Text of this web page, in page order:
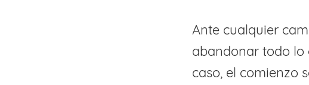
Ante cualquier
abandonar todo lo
caso, el comienzo